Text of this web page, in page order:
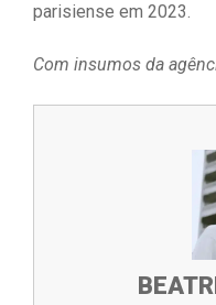
parisiense em 2023.
Com insumos da